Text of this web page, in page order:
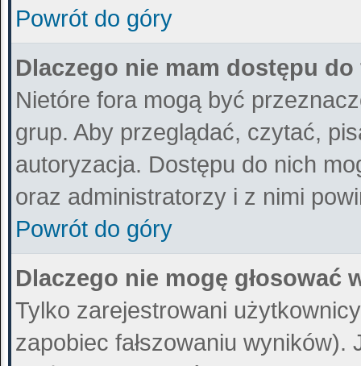
Powrót do góry
Dlaczego nie mam dostępu
Nietóre fora mogą być
grup. Aby przeglądać, czytać,
autoryzacja. Dostępu do nich
oraz administratorzy i z nimi
Powrót do góry
Dlaczego nie mogę głosować
Tylko zarejestrowani
zapobiec fałszowaniu wyników).